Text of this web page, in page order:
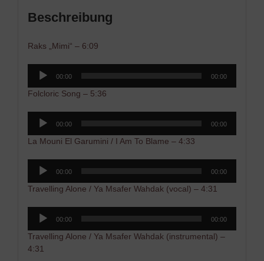
Beschreibung
Raks „Mimi“ – 6:09
Audio-
Player
00:00 00:00
Folcloric Song – 5:36
Audio-
Player
00:00 00:00
La Mouni El Garumini / I Am To Blame – 4:33
Audio-
Player
00:00 00:00
Travelling Alone / Ya Msafer Wahdak (vocal) – 4:31
Audio-
Player
00:00 00:00
Travelling Alone / Ya Msafer Wahdak (instrumental) –
4:31